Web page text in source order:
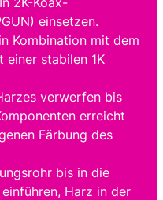
einsetzen.
Kombination mit dem
einer stabilen 1K
verwerfen bis
erreicht
Färbung des
bis in die
Harz in der